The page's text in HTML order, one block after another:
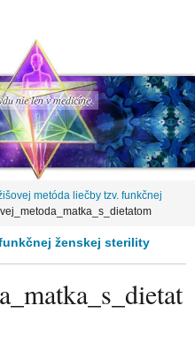
nie len v medicíne.
metóda liečby tzv. funkčnej
ženskej sterility